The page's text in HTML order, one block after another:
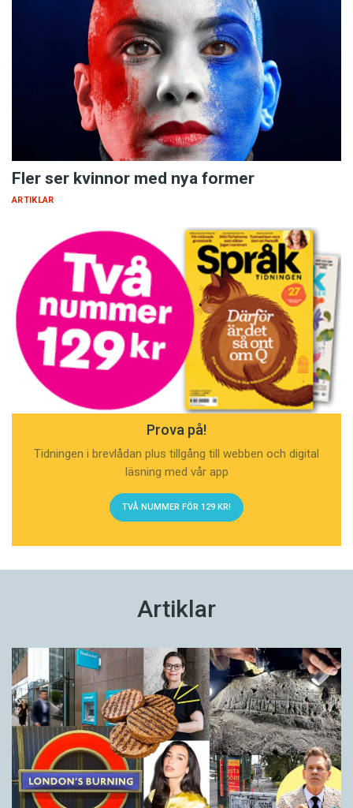
Fler ser kvinnor med nya former
ARTIKLAR
Prova på!
Tidningen i brevlådan plus tillgång till webben och digital
läsning med vår app
TVÅ NUMMER FÖR 129 KR!
Artiklar